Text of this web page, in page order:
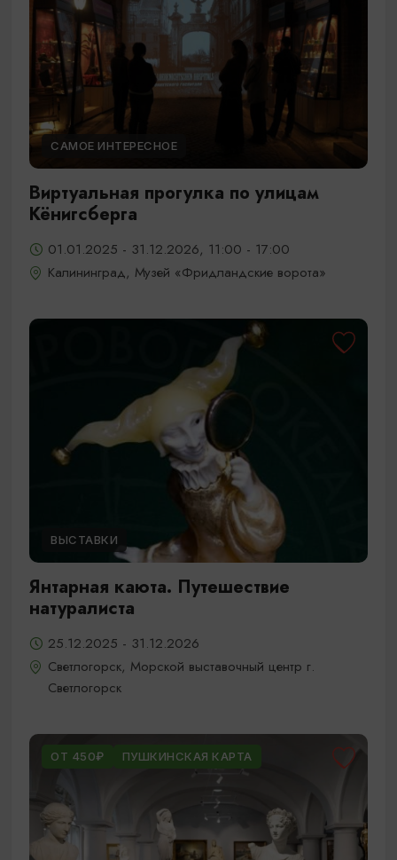
САМОЕ ИНТЕРЕСНОЕ
Виртуальная прогулка по улицам
Кёнигсберга
01.01.2025 - 31.12.2026, 11:00 - 17:00
Калининград, Музей «Фридландские ворота»
ВЫСТАВКИ
Янтарная каюта. Путешествие
натуралиста
25.12.2025 - 31.12.2026
Светлогорск, Морской выставочный центр г.
Светлогорск
ОТ 450₽ ПУШКИНСКАЯ КАРТА